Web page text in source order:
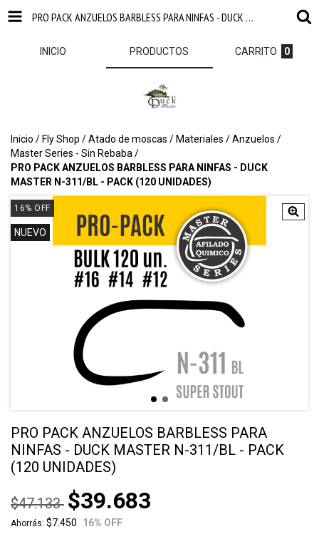
PRO PACK ANZUELOS BARBLESS PARA NINFAS - DUCK MASTER N-311/BL - PACK (120 UNIDADES)
INICIO PRODUCTOS CARRITO 0
Inicio / Fly Shop /Atado de moscas / Materiales /Anzuelos /
Master Series - Sin Rebaba /
PRO PACK ANZUELOS BARBLESS PARA NINFAS - DUCK
MASTER N-311/BL - PACK (120 UNIDADES)
16% OFF
NUEVO
PRO PACK ANZUELOS BARBLESS PARA
NINFAS - DUCK MASTER N-311/BL - PACK
(120 UNIDADES)
$47.133 $39.683
Ahorrás: $7.450 16% OFF